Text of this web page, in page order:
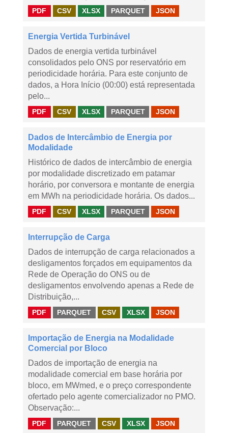
PDF CSV XLSX PARQUET JSON
Energia Vertida Turbinável
Dados de energia vertida turbinável
consolidados pelo ONS por reservatório em
periodicidade horária. Para este conjunto de
dados, a Hora Início (00:00) está representada
pelo...
PDF CSV XLSX PARQUET JSON
Dados de Intercâmbio de Energia por
Modalidade
Histórico de dados de intercâmbio de energia
por modalidade discretizado em patamar
horário, por conversora e montante de energia
em MWh na periodicidade horária. Os dados...
PDF CSV XLSX PARQUET JSON
Interrupção de Carga
Dados de interrupção de carga relacionados a
desligamentos forçados em equipamentos da
Rede de Operação do ONS ou de
desligamentos envolvendo apenas a Rede de
Distribuição,...
PDF PARQUET CSV XLSX JSON
Importação de Energia na Modalidade
Comercial por Bloco
Dados de importação de energia na
modalidade comercial em base horária por
bloco, em MWmed, e o preço correspondente
ofertado pelo agente comercializador no PMO.
Observação:...
PDF PARQUET CSV XLSX JSON